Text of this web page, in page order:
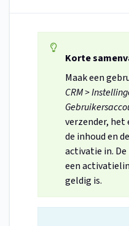
Korte
Maak een
CRM >
verzender,
de inhoud en
activatie in.
een
geldig is.